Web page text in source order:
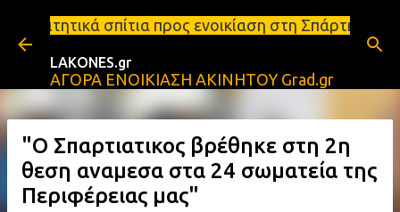
Μετάβαση στο κύριο περιεχόμενο
προς ενοικίαση στη Σπάρτη Ενοικιάσεις
LAKONES.gr
ΑΓΟΡΑ ΕΝΟΙΚΙΑΣΗ ΑΚΙΝΗΤΟΥ Grad.gr
"Ο Σπαρτιατικος βρέθηκε στη 2η
θεση αναμεσα στα 24 σωματεία της
Περιφέρειας μας"